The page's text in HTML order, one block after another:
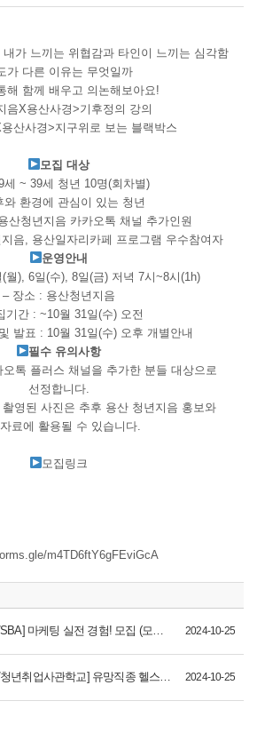
가 느끼는 위협감과 타인이 느끼는 심각함
가 다른 이유는 무엇일까
해 함께 배우고 의논해보아요!
음X용산사경>기후정의 강의
산사경>지구위로 보는 블랙박스
모집 대상
세 ~ 39세 청년 10명(회차별)
와 환경에 관심이 있는 청년
산청년지음 카카오톡 채널 추가인원
음, 용산일자리카페 프로그램 우수참여자
​운영안내
월), 6일(수), 8일(금) 저녁 7시~8시(1h)
– 장소 : 용산청년지음
기간 : ~10월 31일(수) 오전
발표 : 10월 31일(수) 오후 개별안내
​필수 유의사항
톡 플러스 채널을 추가한 분들 대상으로
선정합니다.
영된 사진은 추후 용산 청년지음 홍보와
료에 활용될 수 있습니다.
​​모집링크
m4TD6ftY6gFEviGcA
[서울시/SBA] 마케팅 실전 경험! 모집 (모집마감~12/01) 2024-10-25
[서울시/청년취업사관학교] 유망직종 헬스케어 데이터분석가 양성과정 OPEN (1차 모집기간~12/08) 2024-10-25